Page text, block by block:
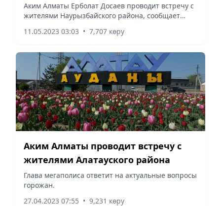
Аким Алматы Ерболат Досаев проводит встречу с
жителями Наурызбайского района, сообщает
11.05.2023 03:03 • 7,707 көру
Аким Алматы проводит встречу с
жителями Алатауского района
Глава мегаполиса ответит на актуальные вопросы
горожан.
27.04.2023 07:55 • 9,231 көру